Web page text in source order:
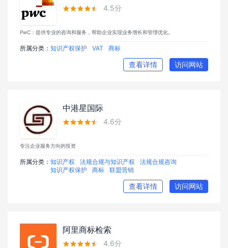
 4.5分
PwC：提供专业的咨询和服务，帮助企业实现业务增长和管理优化。
所属分类： 知识产权保护 VAT 商标
查看详情 访问网站
中港星国际
 4.6分
专注企业服务方向的投资
所属分类： 知识产权 法规合规与知识产权
法规合规咨询
知识产权保护
商标 联盟营销
查看详情 访问网站
阿里商标检索
 4.6分